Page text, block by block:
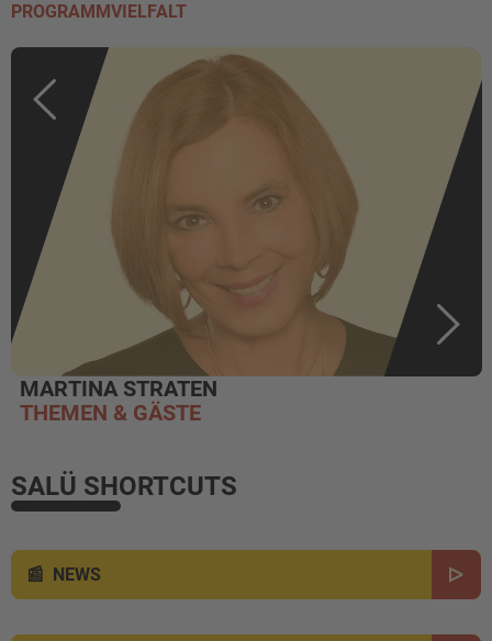
PROGRAMMVIELFALT
MARTINA STRATEN
THEMEN & GÄSTE
SALÜ SHORTCUTS
NEWS